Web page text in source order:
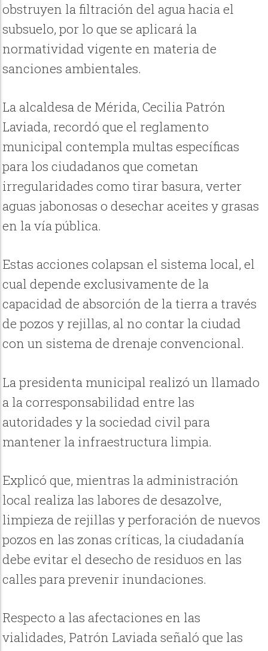
obstruyen la filtración del agua hacia el
subsuelo, por lo que se aplicará la
normatividad vigente en materia de
sanciones ambientales.
La alcaldesa de Mérida, Cecilia Patrón
Laviada, recordó que el reglamento
municipal contempla multas específicas
para los ciudadanos que cometan
irregularidades como tirar basura, verter
aguas jabonosas o desechar aceites y grasas
en la vía pública.
Estas acciones colapsan el sistema local, el
cual depende exclusivamente de la
capacidad de absorción de la tierra a través
de pozos y rejillas, al no contar la ciudad
con un sistema de drenaje convencional.
La presidenta municipal realizó un llamado
a la corresponsabilidad entre las
autoridades y la sociedad civil para
mantener la infraestructura limpia.
Explicó que, mientras la administración
local realiza las labores de desazolve,
limpieza de rejillas y perforación de nuevos
pozos en las zonas críticas, la ciudadanía
debe evitar el desecho de residuos en las
calles para prevenir inundaciones.
Respecto a las afectaciones en las
vialidades, Patrón Laviada señaló que las